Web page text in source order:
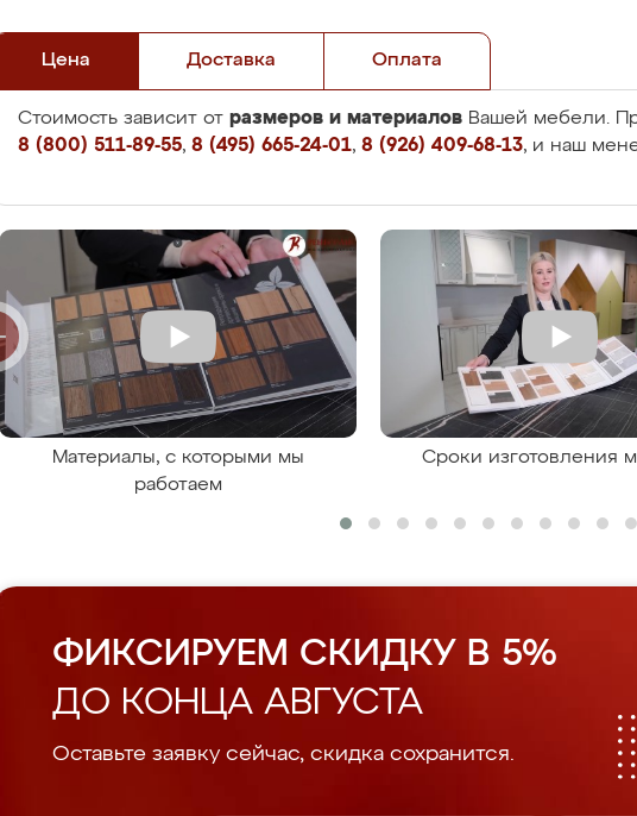
Цена Доставка Оплата
Стоимость зависит от размеров и материалов Вашей мебели.
8 (800) 511-89-55, 8 (495) 665-24-01, 8 (926) 409-68-13, и наш
Материалы, с которыми мы
работаем
Сроки изготовления
ФИКСИРУЕМ СКИДКУ В 5%
ДО КОНЦА АВГУСТА
Оставьте заявку сейчас, скидка сохранится.